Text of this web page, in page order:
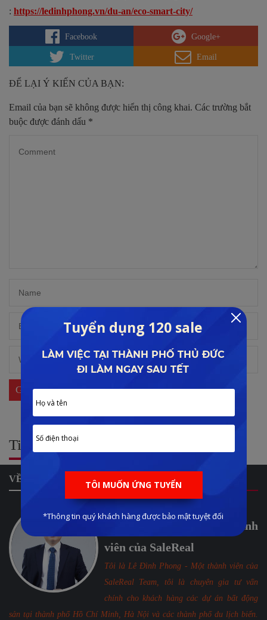
: https://ledinhphong.vn/du-an/eco-smart-city/
Facebook Google+
Twitter Email
ĐỂ LẠI Ý KIẾN CỦA BẠN:
Email của bạn sẽ không được hiển thị công khai. Các trường bắt
buộc được đánh dấu *
Tin tức liên quan:
VỀ CHÚNG TÔI
Lê Đình Phong - một thành
viên của SaleReal
Tôi là Lê Đình Phong - Một thành viên của
SaleReal Team, tôi là chuyên gia tư vấn
chính cho khách hàng các dự án bất động
sản tại thành phố Hồ Chí Minh, Hà Nội và các thành phố du lịch biển.